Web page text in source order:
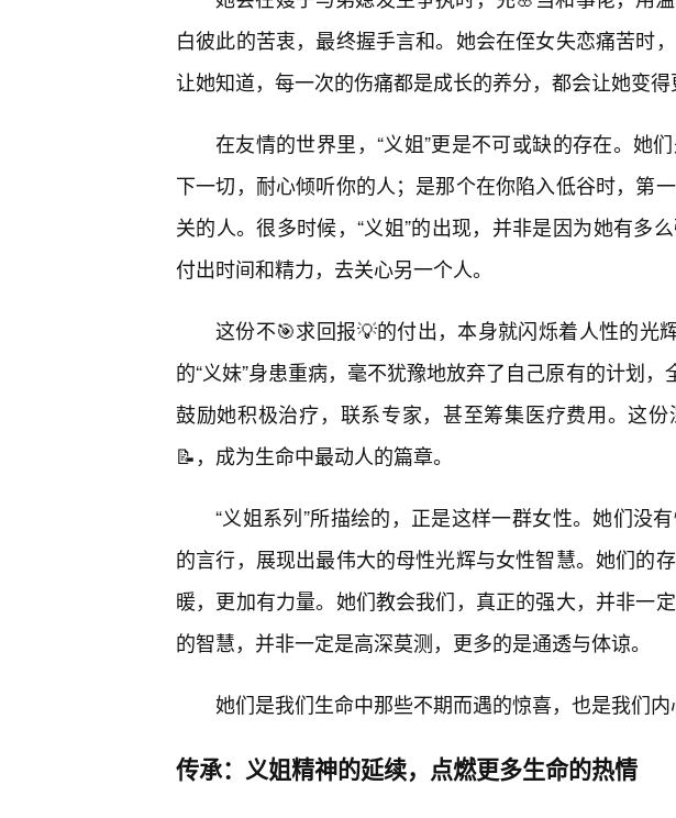
白彼此的苦衷，最终握手言和。她会在侄女失恋痛苦时
让她知道，每一次的伤痛都是成长的养分，都会让她变
在友情的世界里，“义姐”更是不可或缺的存在。她
下一切，耐心倾听你的人；是那个在你陷入低谷时，第
关的人。很多时候，“义姐”的出现，并非是因为她有多
付出时间和精力，去关心另一个人。
这份不🎯求回报💡的付出，本身就闪烁着人性的光
的“义妹”身患重病，毫不犹豫地放弃了自己原有的计划，
鼓励她积极治疗，联系专家，甚至筹集医疗费用。这
📝，成为生命中最动人的篇章。
“义姐系列”所描绘的，正是这样一群女性。她们没
的言行，展现出最伟大的母性光辉与女性智慧。她们的
暖，更加有力量。她们教会我们，真正的强大，并非一
的智慧，并非一定是高深莫测，更多的是通透与体谅。
她们是我们生命中那些不期而遇的惊喜，也是我们内
传承：义姐精神的延续，点燃更多生命的热情